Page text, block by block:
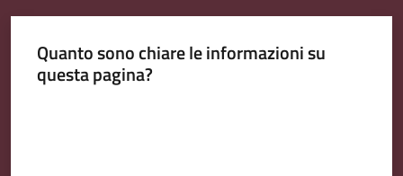
Menu selezionato
Vivere
Quanto sono chiare le informazioni su
questa pagina?